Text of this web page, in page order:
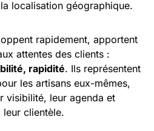
localisation géographique.
rapidement, apportent
attentes des clients :
rapidité. Ils représentent
les artisans eux-mêmes,
visibilité, leur agenda et
clientèle.